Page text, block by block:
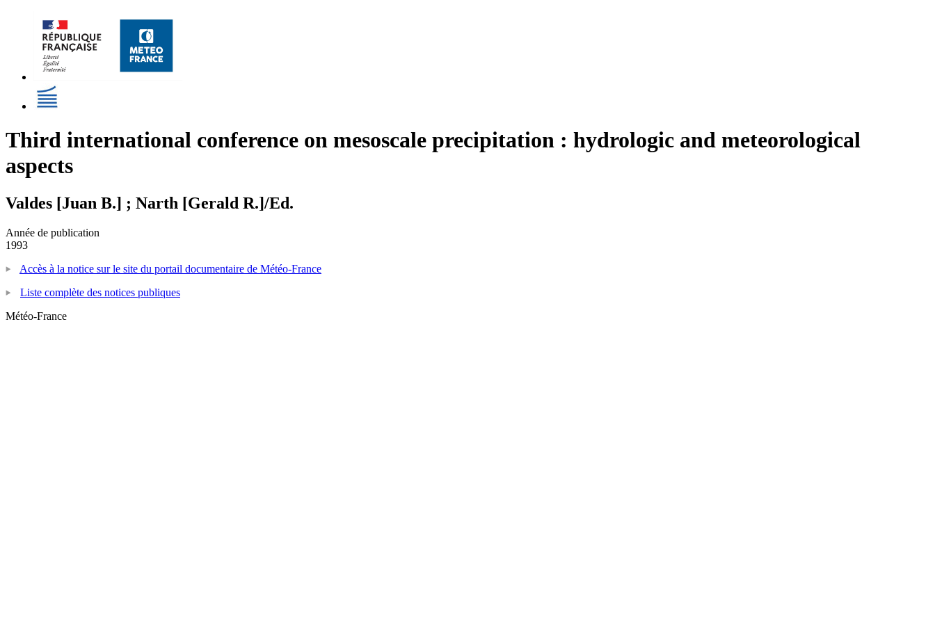
Third international conference on mesoscale precipitation : hydrologic and meteorological
aspects
Valdes [Juan B.] ; Narth [Gerald R.]/Ed.
Année de publication
1993
Accès à la notice sur le site du portail documentaire de Météo-France
Liste complète des notices publiques
Météo-France